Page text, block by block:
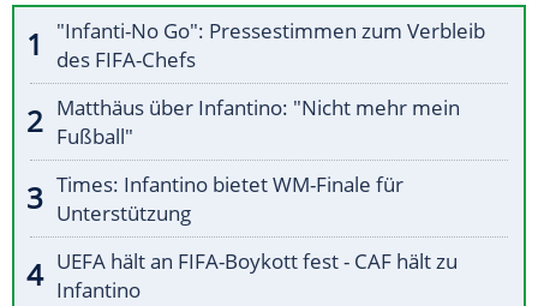
"Infanti-No Go": Pressestimmen zum Verbleib
des FIFA-Chefs
Matthäus über Infantino: "Nicht mehr mein
Fußball"
Times: Infantino bietet WM-Finale für
Unterstützung
UEFA hält an FIFA-Boykott fest - CAF hält zu
Infantino